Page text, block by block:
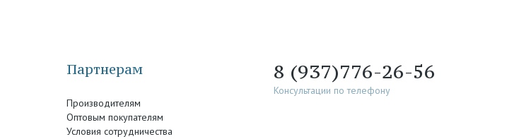
Партнерам
Производителям
Оптовым покупателям
Условия сотрудничества
8 (937)776-26-56
Консультации по телефону